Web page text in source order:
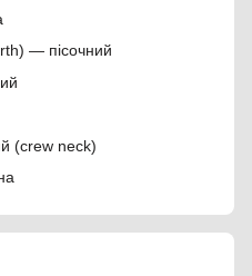
— пісочний
(crew neck)